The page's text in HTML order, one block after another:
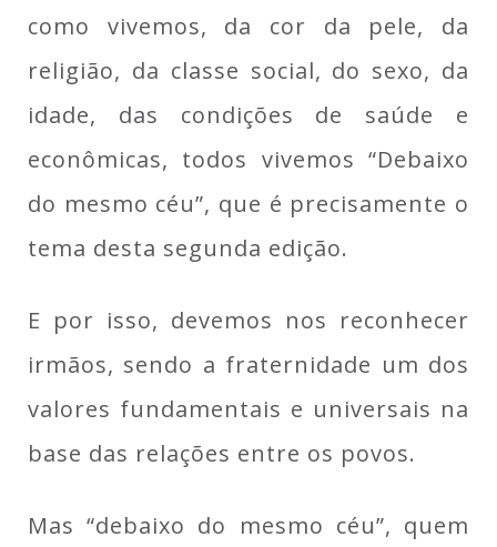
como vivemos, da cor da pele, da
religião, da classe social, do sexo, da
idade, das condições de saúde e
econômicas, todos vivemos “Debaixo
do mesmo céu”, que é precisamente o
tema desta segunda edição.
E por isso, devemos nos reconhecer
irmãos, sendo a fraternidade um dos
valores fundamentais e universais na
base das relações entre os povos.
Mas “debaixo do mesmo céu”, quem